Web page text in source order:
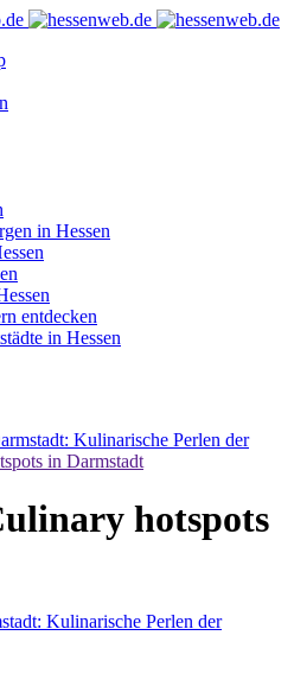
in Hessen
entdecken
in Hessen
Kulinarische Perlen der
in Darmstadt
hotspots